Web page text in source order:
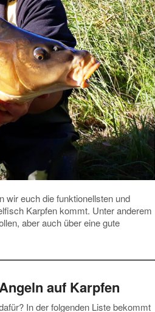
wir euch die funktionellsten und
Karpfen kommt. Unter anderem
aber auch über eine gute
auf Karpfen
In der folgenden Liste bekommt